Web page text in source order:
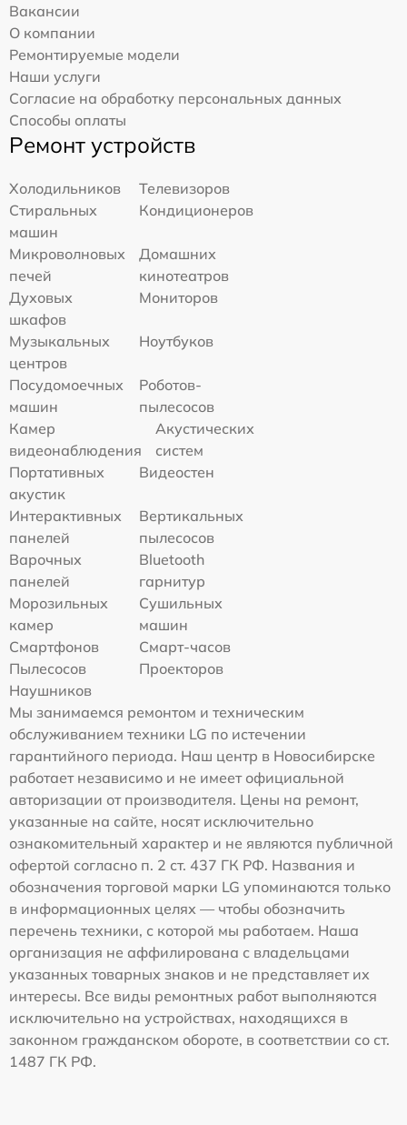
Вакансии
О компании
Ремонтируемые модели
Наши услуги
Согласие на обработку персональных данных
Способы оплаты
Ремонт устройств
Холодильников
Телевизоров
Стиральных
машин
Кондиционеров
Микроволновых
печей
Домашних
кинотеатров
Духовых
шкафов
Мониторов
Музыкальных
центров
Ноутбуков
Посудомоечных
машин
Роботов-
пылесосов
Камер
видеонаблюдения
Акустических
систем
Портативных
акустик
Видеостен
Интерактивных
панелей
Вертикальных
пылесосов
Варочных
панелей
Bluetooth
гарнитур
Морозильных
камер
Сушильных
машин
Смартфонов
Смарт-часов
Пылесосов
Проекторов
Наушников
Мы занимаемся ремонтом и техническим
обслуживанием техники LG по истечении
гарантийного периода. Наш центр в Новосибирске
работает независимо и не имеет официальной
авторизации от производителя. Цены на ремонт,
указанные на сайте, носят исключительно
ознакомительный характер и не являются публичной
офертой согласно п. 2 ст. 437 ГК РФ. Названия и
обозначения торговой марки LG упоминаются только
в информационных целях — чтобы обозначить
перечень техники, с которой мы работаем. Наша
организация не аффилирована с владельцами
указанных товарных знаков и не представляет их
интересы. Все виды ремонтных работ выполняются
исключительно на устройствах, находящихся в
законном гражданском обороте, в соответствии со ст.
1487 ГК РФ.